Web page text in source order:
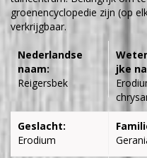
groenencyclopedie zijn (op
verkrijgbaar.
Nederlandse
naam:
Reigersbek
jke
Geslacht:
Erodium